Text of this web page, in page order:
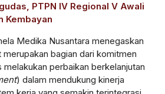
PTPN IV Regional V Awali
Kembayan
Medika Nusantara menegaskan
bagian dari komitmen
perbaikan berkelanjutan
) dalam mendukung kinerja